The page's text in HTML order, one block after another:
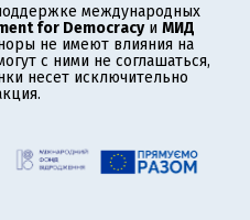
международных
for Democracyи МИД
не имеют влияния на
с ними не соглашаться,
несет исключительно